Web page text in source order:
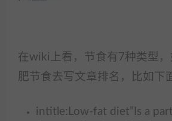
在wiki上看，节食有7种类型
肥节食去写文章排名，比如下
intitle:Low-fat diet”Is a